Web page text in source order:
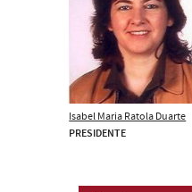
Isabel Maria Ratola Duarte
PRESIDENTE